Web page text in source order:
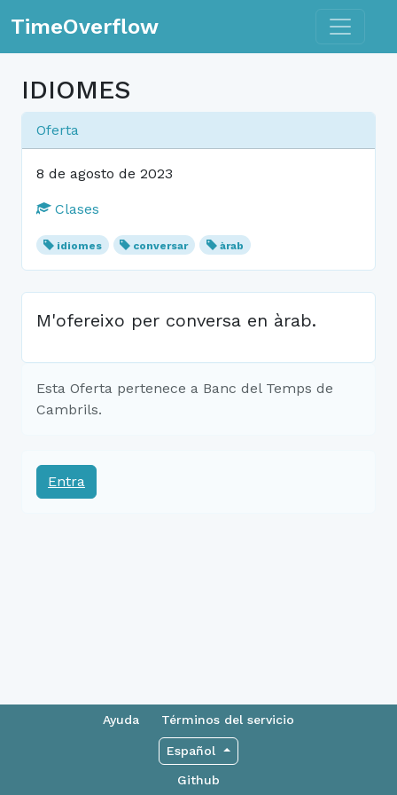
TimeOverflow Toggle
IDIOMES
Oferta
8 de agosto de 2023
Clases
idiomes conversar àrab
M'ofereixo per conversa en àrab.
Esta Oferta pertenece a Banc del Temps de
Cambrils.
Entra
Ayuda Términos del servicio
Español
Github